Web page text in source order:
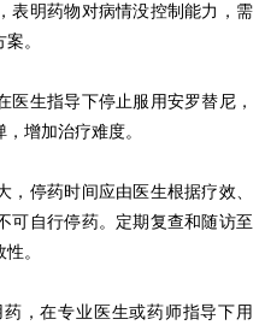
表明药物对病情没控制能力，需
。
医生指导下停止服用安罗替尼，
增加治疗难度。
停药时间应由医生根据疗效、
可自行停药。定期复查和随访至
。
，在专业医生或药师指导下用